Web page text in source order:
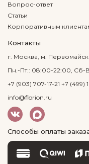
Вопрос-ответ
Статьи
Корпоративным
Контакты
г. Москва, м.
Пн.-Пт.: 08:00-22:00, Сб-
+7 (903) 707-17-21 +7 (499)
info@florion.ru
Способы оплаты